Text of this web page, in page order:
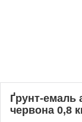
Ґрунт-емаль
червона 0,8